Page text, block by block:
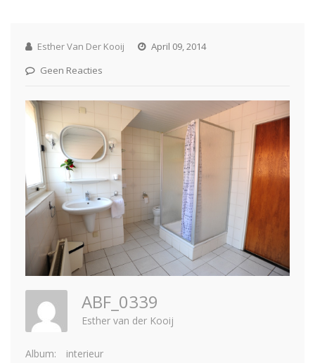
Esther Van Der Kooij
April 09, 2014
Geen Reacties
ABF_0339
Esther van der Kooij
Album: interieur